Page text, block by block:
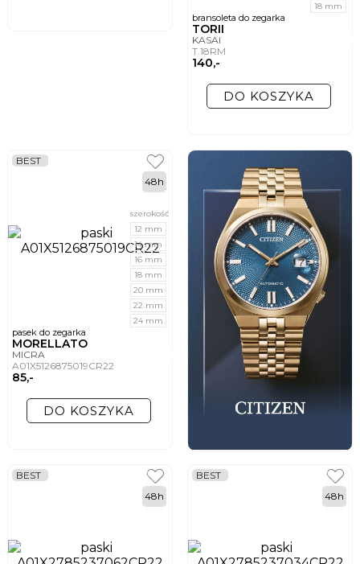
bransoleta do zegarka
TORII
KASAI
T.18RM
140,-
18 mm
DO KOSZYKA
pasek do zegarka
MORELLATO
MICRA
A01X5126875019CR22
85,-
BEST
szerokość
12 mm
14 mm
16 mm
18 mm
20 mm
22 mm
24 mm
48h
DO KOSZYKA
BEST
48h
BEST
48h